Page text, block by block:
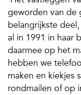
geworden van de
belangrijkste
al in 1991 in haar
daarmee op het
hebben we
maken en kiekjes
rondmailen of op